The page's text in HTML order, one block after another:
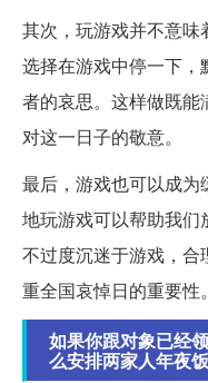
其次，玩游戏并不意
选择在游戏中停一下
者的哀思。这样做既
对这一日子的敬意。
最后，游戏也可以成
地玩游戏可以帮助我
不过度沉迷于游戏，
重全国哀悼日的重要性。
如果你跟对象已经
么安排两家人年夜